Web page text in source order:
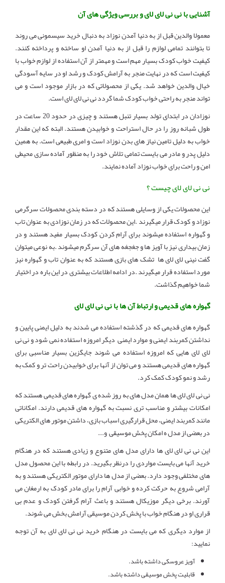
آشنایی با نی نی لای لای و بررسی ویژگی های آن
معمولا والدین قبل از به دنیا آمدن نوزاد به دنبال خرید سیسمونی می روند
تا بتوانند تمامی لوازم را قبل از به دنیا آمدن او ساخته و پرداخته کنند.
کیفیت خواب کودک بسیار مهم است و مهمتر از آن استفاده از لوازم خواب با
کیفیت است که در نهایت منجر به آرامش کودک و رشد او در سایه آسودگی
خیال والدین خواهد شد. یکی از محصولاتی که در بازار موجود است و می
تواند منجر به راحتی خواب کودک شما گردد نی نی لای لای است.
نوزادان در ابتدای تولد بسیار تنبل هستند و چیزی در حدود 20 ساعت در
طول شبانه روز را در حال استراحت و خوابیدن هستند. البته که این مقدار
خواب به دلیل تامین نیاز های بدن نوزاد است و امری طبیعی است. به همین
دلیل پدر و مادر می بایست تمامی تلاش خود را به منظور آماده سازی محیطی
امن و راحت برای خواب نوزاد آماده نمایند.
نی نی لای لای چیست ؟
این محصولات یکی از وسایلی هستند که در دسته بندی محصولات سرگرمی
نوزاد و کودک قرار میگیرند .این محصولات که در زمان نوزادی به عنوان تاب
و گهواره استفاده میشوند برای آرام کردن کودک بسیار مفید هستند و در
زمان بیداری نیز با آویز ها و جغجغه های آن سرگرم میشوند .به نوعی میتوان
گفت نینی لای لای ها تشک های بازی هستند که به عنوان تاب و گهواره نیز
مورد استفاده قرار میگیرند .در ادامه اطلاعات بیشتری در این باره در اختیار
شما خواهیم گذاشت.
گهواره های قدیمی و ارتباط آن ها با نی نی لای لای
گهواره های قدیمی که در گذشته استفاده می شدند به دلیل ایمنی پایین و
نداشتن کمربند ایمنی و موارد ایمنی دیگر امروزه استفاده نمی شود و نی نی
لای لای هایی که امروزه استفاده می شوند جایگزین بسیار مناسبی برای
گهواره های قدیمی هستند و می توان از آنها برای خوابیدن راحت تر و کمک به
رشد و نمو کودک کمک کرد.
نی نی لای لای ها همان مدل های به روز شده ی گهواره های قدیمی هستند که
امکانات بیشتر و مناسب تری نسبت به گهواره های قدیمی دارند. امکاناتی
مانند کمربند ایمنی، محل قرارگیری اسباب بازی، داشتن موتور های الکتریکی
در بعضی از مدل ه امکان پخش موسیقی و...
این نی نی لای لای ها دارای مدل های متنوع و زیادی هستند که در هنگام
خرید آنها می بایست مواردی را درنظر بگیرید. در رابطه با این محصول مدل
های مختلفی وجود دارد. بعضی از مدل ها دارای موتور الکتریکی هستند و به
آرامی شروع به حرکت کرده و خوابی آرام را برای مادر کودک به ارمغان می
آورند. برخی دیگر موزیکال هستند و باعث آرام گرفتن کودک و عدم بی
قراری او در هنگام خواب با پخش کردن موسیقی آرامش بخش می شوند.
از موارد دیگری که می بایست در هنگام خرید نی نی لای لای به آن توجه
نمایید:
آویز عروسکی داشته باشد.
قابلیت پخش موسیقی داشته باشد.